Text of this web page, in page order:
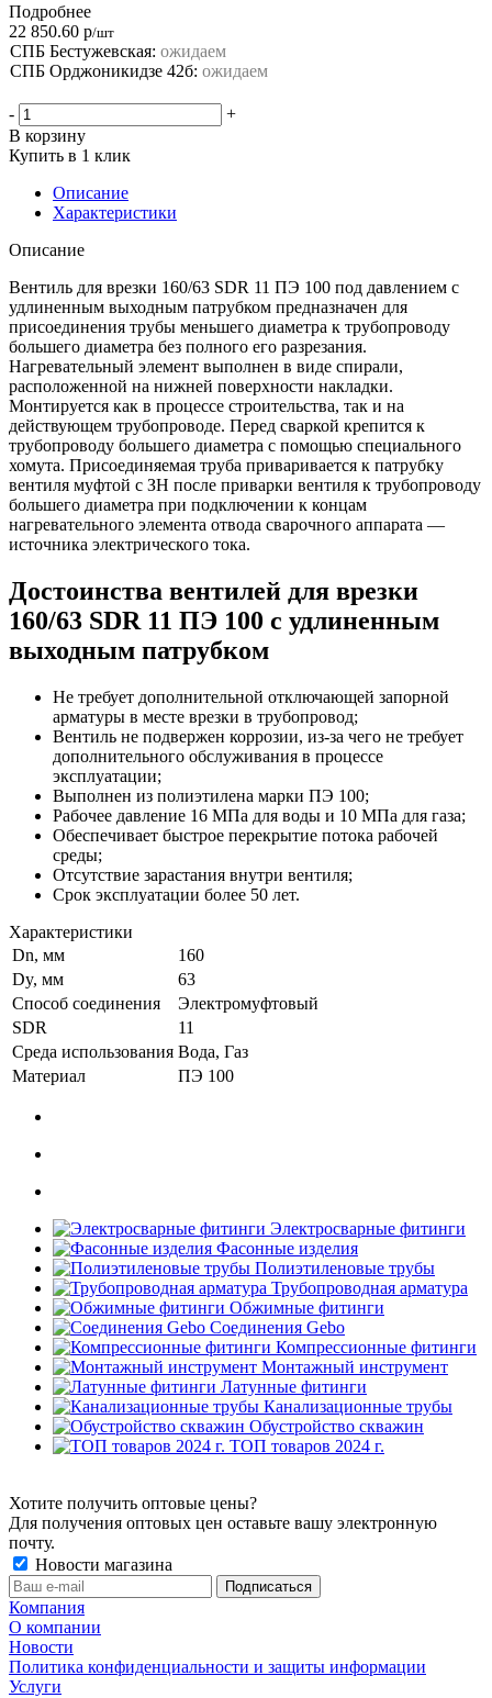
Подробнее
22 850.60 р/шт
СПБ Бестужевская: ожидаем
СПБ Орджоникидзе 42б: ожидаем
-
+
В корзину
Купить в 1 клик
Описание
Характеристики
Описание
Вентиль для врезки 160/63 SDR 11 ПЭ 100 под давлением с
удлиненным выходным патрубком предназначен для
присоединения трубы меньшего диаметра к трубопроводу
большего диаметра без полного его разрезания.
Нагревательный элемент выполнен в виде спирали,
расположенной на нижней поверхности накладки.
Монтируется как в процессе строительства, так и на
действующем трубопроводе. Перед сваркой крепится к
трубопроводу большего диаметра с помощью специального
хомута. Присоединяемая труба приваривается к патрубку
вентиля муфтой с ЗН после приварки вентиля к трубопроводу
большего диаметра при подключении к концам
нагревательного элемента отвода сварочного аппарата —
источника электрического тока.
Достоинства вентилей для врезки
160/63 SDR 11 ПЭ 100 с удлиненным
выходным патрубком
Не требует дополнительной отключающей запорной
арматуры в месте врезки в трубопровод;
Вентиль не подвержен коррозии, из-за чего не требует
дополнительного обслуживания в процессе
эксплуатации;
Выполнен из полиэтилена марки ПЭ 100;
Рабочее давление 16 МПа для воды и 10 МПа для газа;
Обеспечивает быстрое перекрытие потока рабочей
среды;
Отсутствие зарастания внутри вентиля;
Срок эксплуатации более 50 лет.
Характеристики
Dn, мм
160
Dy, мм
63
Способ соединения
Электромуфтовый
SDR
11
Среда использования Вода, Газ
Материал
ПЭ 100
Электросварные фитинги
Фасонные изделия
Полиэтиленовые трубы
Трубопроводная арматура
Обжимные фитинги
Соединения Gebo
Компрессионные фитинги
Монтажный инструмент
Латунные фитинги
Канализационные трубы
Обустройство скважин
ТОП товаров 2024 г.
Хотите получить оптовые цены?
Для получения оптовых цен оставьте вашу электронную
почту.
Новости магазина
Компания
О компании
Новости
Политика конфиденциальности и защиты информации
Услуги